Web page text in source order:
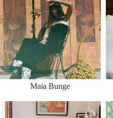
Maia Bunge